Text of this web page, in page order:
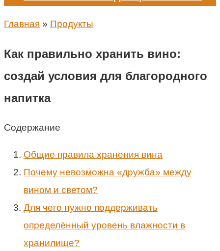
Главная » Продукты
Как правильно хранить вино:
создай условия для благородного
напитка
Содержание
Общие правила хранения вина
Почему невозможна «дружба» между
вином и светом?
Для чего нужно поддерживать
определённый уровень влажности в
хранилище?